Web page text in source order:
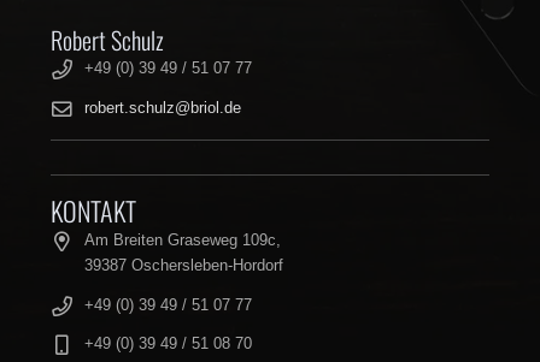
Robert Schulz
+49 (0) 39 49 / 51 07 77
robert.schulz@briol.de
KONTAKT
Am Breiten Graseweg 109c,
39387 Oschersleben-Hordorf
+49 (0) 39 49 / 51 07 77
+49 (0) 39 49 / 51 08 70